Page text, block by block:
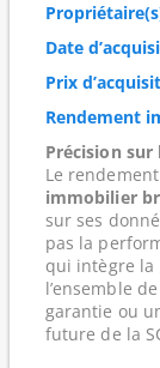
Date
Prix
Rendement
Précision
Le
immobilier
sur ses
pas la
qui intègre la
l’ensemble
garantie ou
future de la